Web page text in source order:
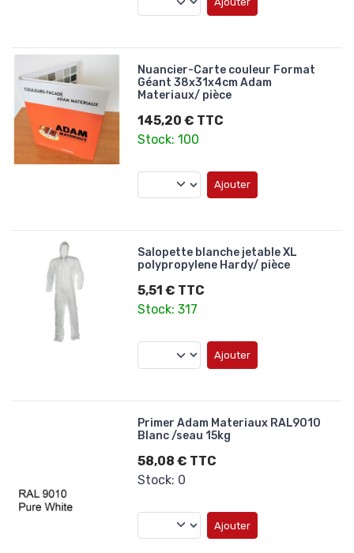
Nuancier-Carte couleur Format
Géant 38x31x4cm Adam
Materiaux/ pièce
145,20 € TTC
Stock: 100
Ajouter
Salopette blanche jetable XL
polypropylene Hardy/ pièce
5,51 € TTC
Stock: 317
Ajouter
Primer Adam Materiaux RAL9010
Blanc /seau 15kg
58,08 € TTC
Stock: 0
Ajouter